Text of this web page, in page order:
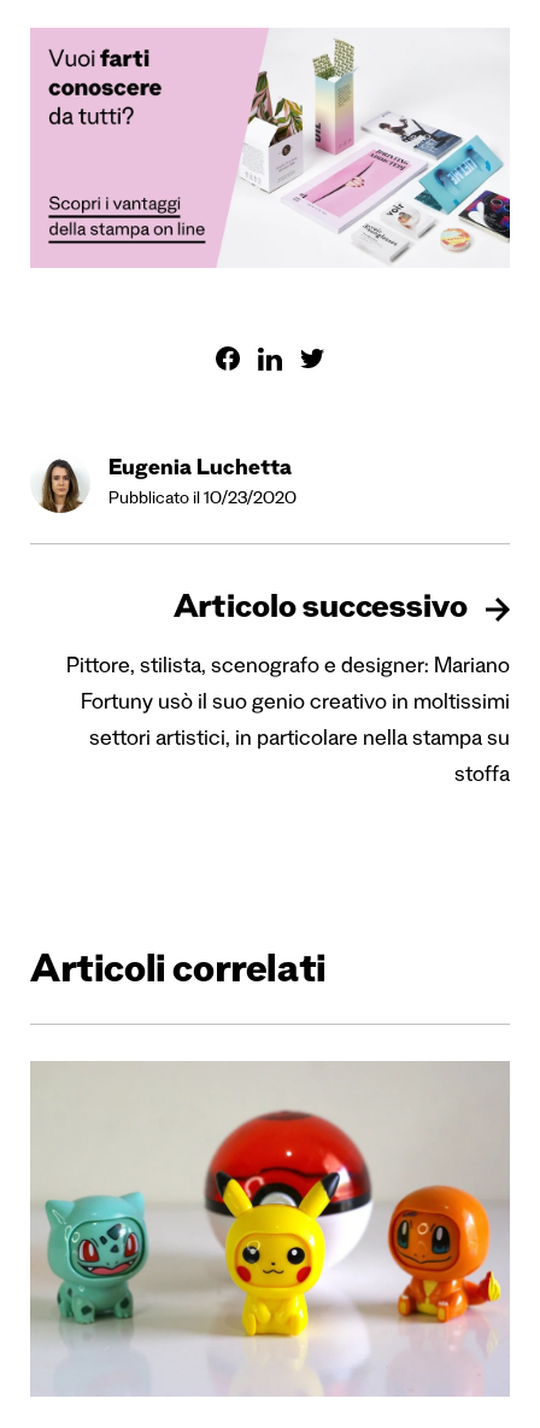
Eugenia Luchetta
Pubblicato il 10/23/2020
Articolo successivo
Pittore, stilista, scenografo e designer: Mariano
Fortuny usò il suo genio creativo in moltissimi
settori artistici, in particolare nella stampa su
stoffa
Articoli correlati